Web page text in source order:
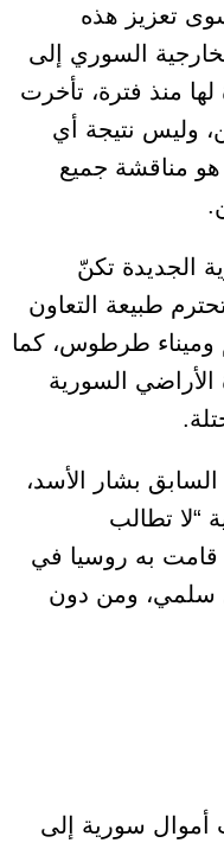
تعزيز هذه
السوري إلى
منذ فترة، تأخرت
وليس نتيجة أي
هو مناقشة جميع
الجديدة تكنّ
طبيعة التعاون
وميناء طرطوس، كما
السورية
بشار الأسد،
“لا تطالب
قامت به روسيا في
سلمي، ومن دون
أموال سورية إلى